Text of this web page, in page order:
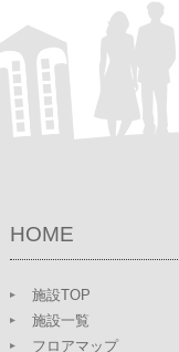
HOME
施設TOP
施設一覧
フロアマップ